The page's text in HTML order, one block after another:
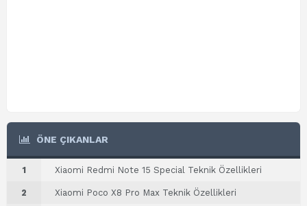
ÖNE ÇIKANLAR
1 Xiaomi Redmi Note 15 Special Teknik Özellikleri
2 Xiaomi Poco X8 Pro Max Teknik Özellikleri